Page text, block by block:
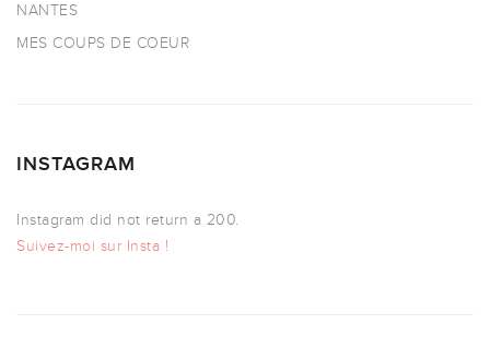
NANTES
MES COUPS DE COEUR
INSTAGRAM
Instagram did not return a 200.
Suivez-moi sur Insta !